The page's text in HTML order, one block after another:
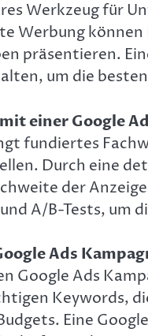
Werkzeug für
Werbung
präsentieren.
um die
einer Google
fundiertes
Durch eine
der
A/B-Tests, um
Ads
Google Ads
Keywords,
Eine